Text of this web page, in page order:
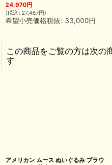
24,970円
(税込 : 27,467円)
希望小売価格税抜: 33,000円
この商品をご覧の方は次の
す
アメリカン ムース ぬいぐるみ ブラウ